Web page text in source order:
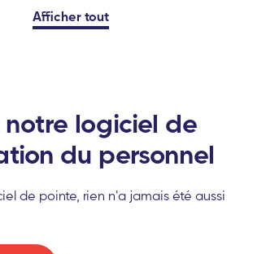
Afficher tout
notre logiciel de
du personnel
de pointe, rien n'a jamais été aussi